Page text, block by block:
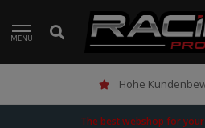
MENU
Hohe
The best webshop for